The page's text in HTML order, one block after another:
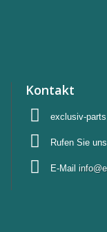
Kontakt
exclusiv-
Rufen Sie
E-Mail